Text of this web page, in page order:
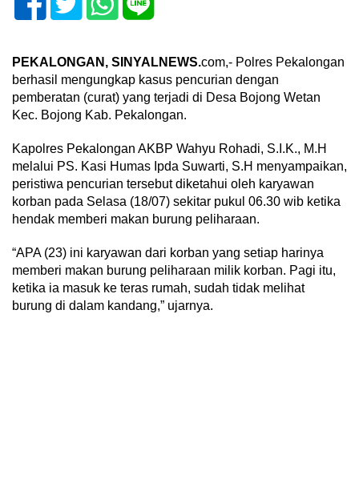
PEKALONGAN, SINYALNEWS.com,- Polres Pekalongan
berhasil mengungkap kasus pencurian dengan
pemberatan (curat) yang terjadi di Desa Bojong Wetan
Kec. Bojong Kab. Pekalongan.
Kapolres Pekalongan AKBP Wahyu Rohadi, S.I.K., M.H
melalui PS. Kasi Humas Ipda Suwarti, S.H menyampaikan,
peristiwa pencurian tersebut diketahui oleh karyawan
korban pada Selasa (18/07) sekitar pukul 06.30 wib ketika
hendak memberi makan burung peliharaan.
“APA (23) ini karyawan dari korban yang setiap harinya
memberi makan burung peliharaan milik korban. Pagi itu,
ketika ia masuk ke teras rumah, sudah tidak melihat
burung di dalam kandang,” ujarnya.